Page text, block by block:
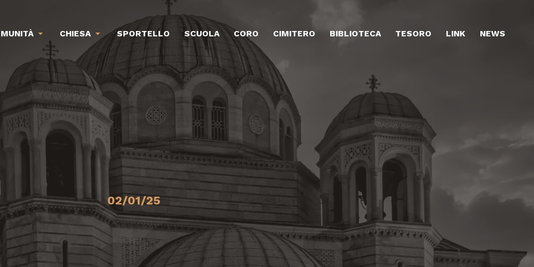
CHIESA SPORTELLO SCUOLA CORO CIMITERO BIBLIOTECA TESORO LINK NEWS
02/01/25